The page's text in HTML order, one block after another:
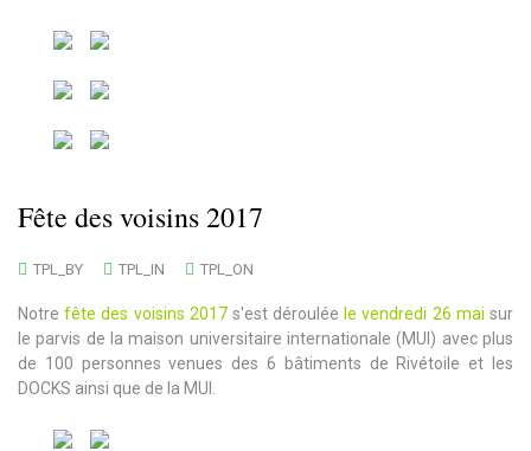
Fête des voisins 2017
TPL_BY TPL_IN TPL_ON
Notrefête des voisins 2017s'est déroulée le vendredi 26 maisur
le parvis de la maison universitaire internationale (MUI) avec plus
de 100 personnes venues des 6 bâtiments de Rivétoile et les
DOCKS ainsi que de la MUI.